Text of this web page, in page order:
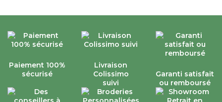
Paiement 100%
sécurisé
Livraison
Colissimo
suivi
Garanti satisfait
ou remboursé